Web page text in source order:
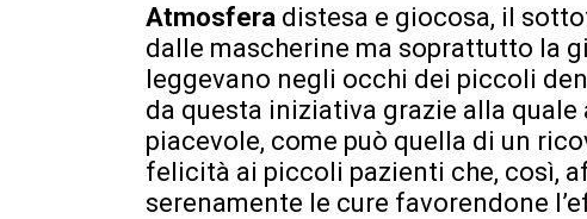
Atmosfera distesa e giocosa, il
dalle mascherine ma soprattutto la
leggevano negli occhi dei piccoli
da questa iniziativa grazie alla quale
piacevole, come può quella di un
felicità ai piccoli pazienti che, così,
serenamente le cure favorendone